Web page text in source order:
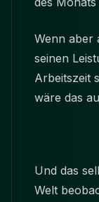
Wenn aber
seinen
Arbeitszeit
wäre das
Und das
Welt